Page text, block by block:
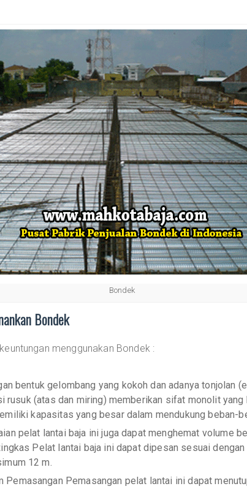
Bondek
Bondek
menggunakan Bondek :
bentuk gelombang yang kokoh dan adanya tonjolan
(atas dan miring) memberikan sifat monolit yang
kapasitas yang besar dalam mendukung beban-
pelat lantai baja ini juga dapat menghemat volume
Pelat lantai baja ini dapat dipesan sesuai
12 m.
Pemasangan Pemasangan pelat lantai ini dapat